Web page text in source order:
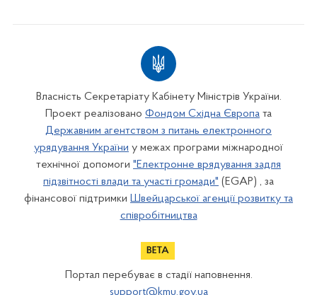
Власність Секретаріату Кабінету Міністрів України.
Проект реалізовано Фондом Східна Європа та
Державним агентством з питань електронного
урядування України у межах програми міжнародної
технічної допомоги "Електронне врядування задля
підзвітності влади та участі громади" (EGAP) , за
фінансової підтримки Швейцарської агенції розвитку та
співробітництва
Портал перебуває в стадії наповнення.
support@kmu.gov.ua